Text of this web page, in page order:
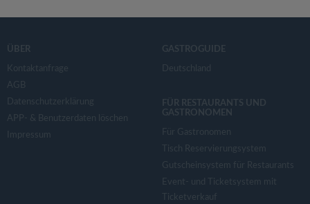
ÜBER
Kontaktanfrage
AGB
Datenschutzerklärung
APP- & Benutzerdaten löschen
Impressum
GASTROGUIDE
Deutschland
FÜR RESTAURANTS UND
GASTRONOMEN
Für Gastronomen
Tisch Reservierungsystem
Gutscheinsystem für Restaurants
Event- und Ticketsystem mit
Ticketverkauf